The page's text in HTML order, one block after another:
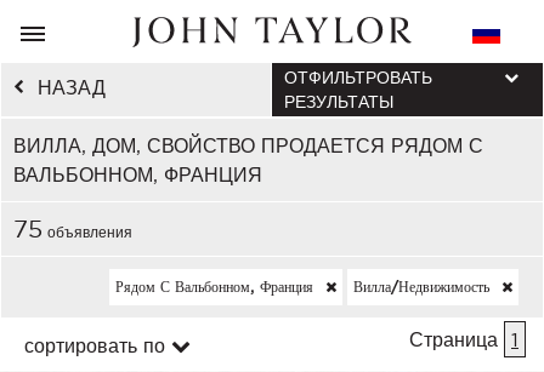
НАЗАД
ВИЛЛА, ДОМ, СВОЙСТВО ПРОДАЕТСЯ РЯДОМ С
ВАЛЬБОННОМ, ФРАНЦИЯ
ОТФИЛЬТРОВАТЬ
РЕЗУЛЬТАТЫ
75 объявления
Рядом С Вальбонном, Франция Вилла/недвижимость
сортировать по Страница 1